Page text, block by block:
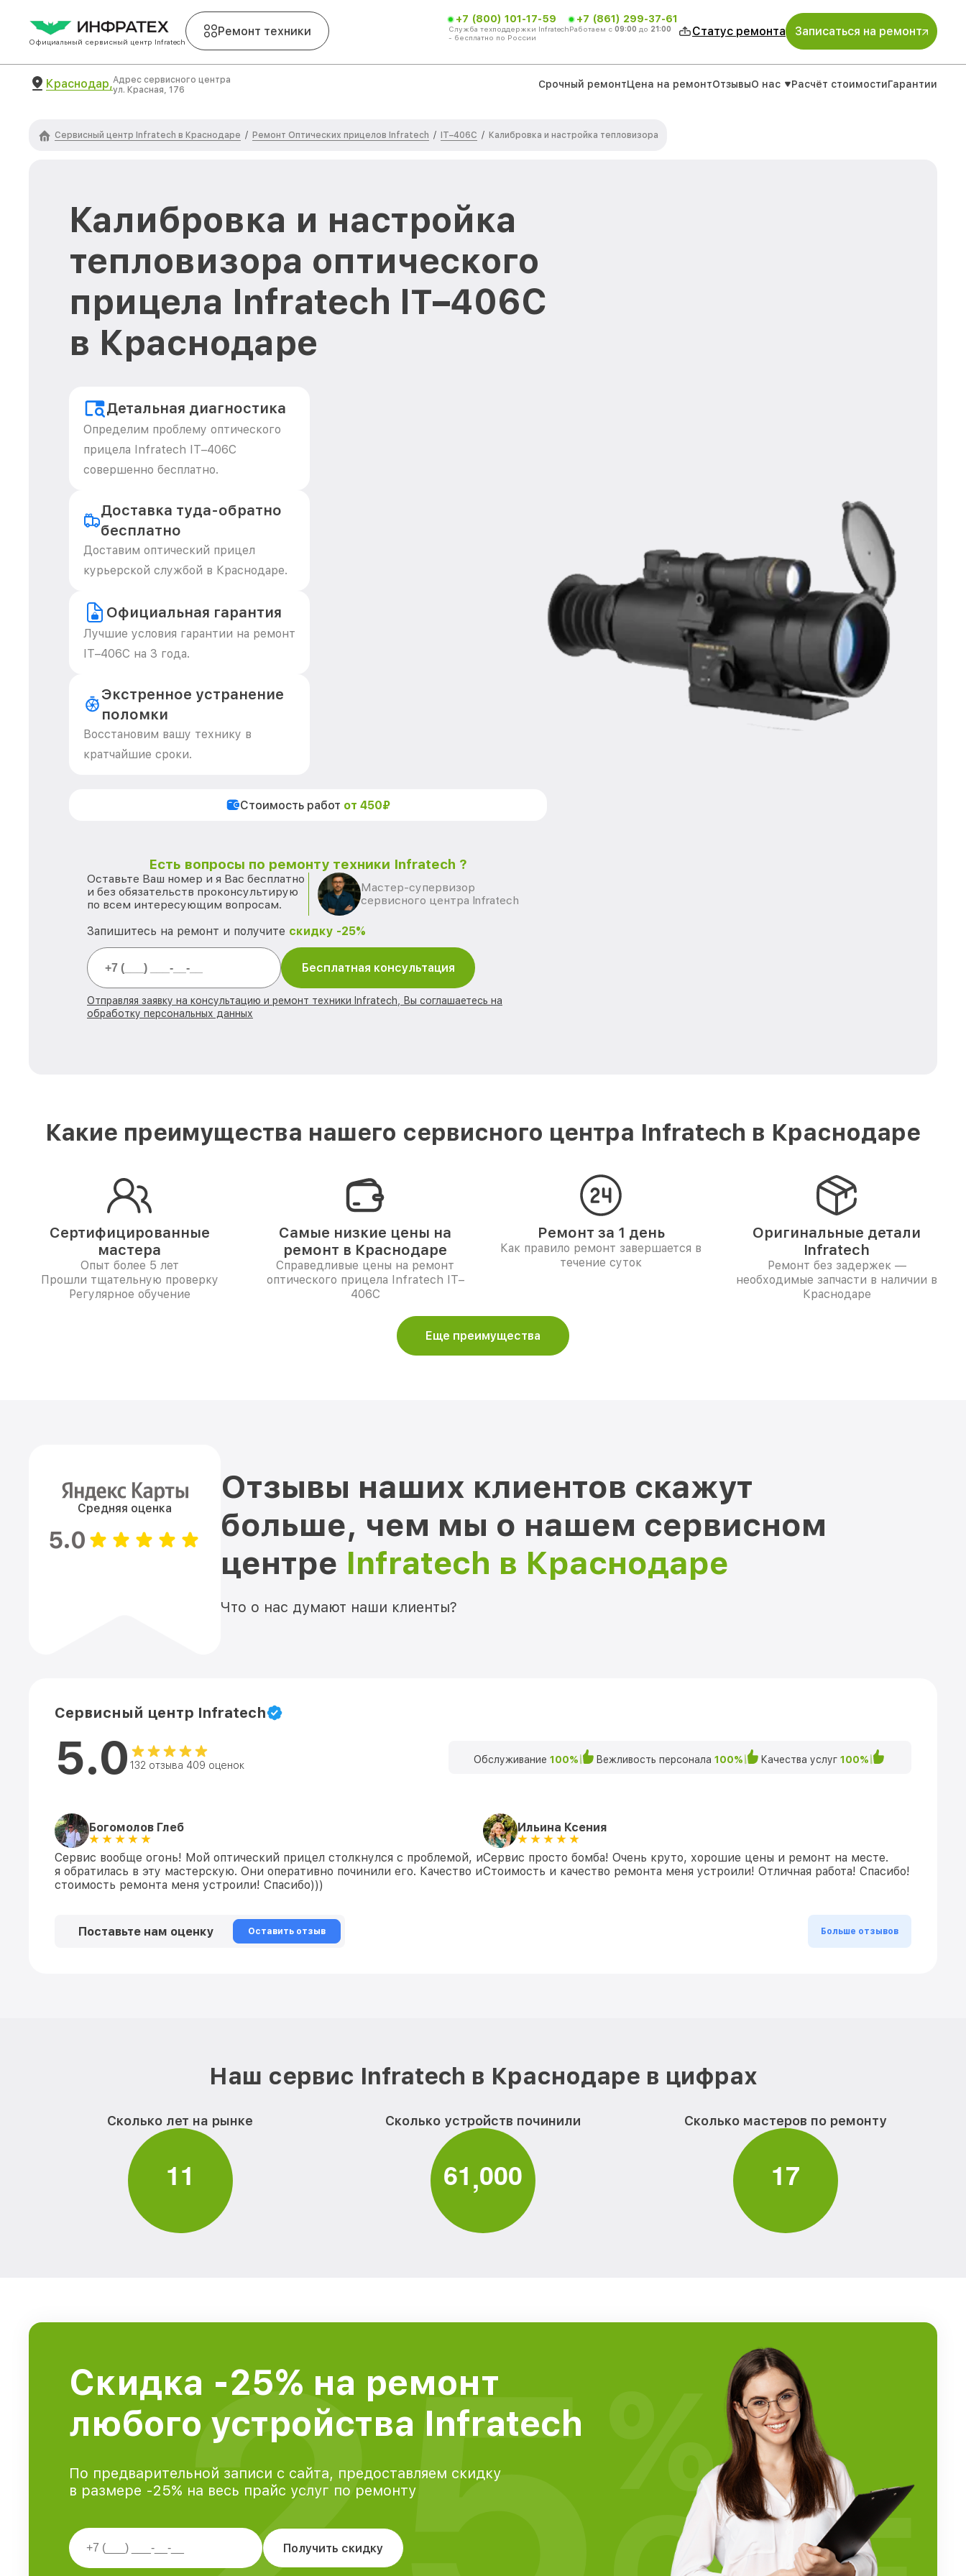
Официальный сервисный центр Infratech
Ремонт техники
+7 (800) 101-17-59
Служба техподдержки Infratech
- бесплатно по России
+7 (861) 299-37-61
Работаем с 09:00 до 21:00 Статус ремонта Записаться на ремонт
Краснодар,Адрес сервисного центра
ул. Красная, 176
Срочный ремонтЦена на ремонтОтзывыО нас Расчёт стоимостиГарантии
Сервисный центр Infratech в Краснодаре / Ремонт Оптических прицелов Infratech / IT–406С / Калибровка и настройка тепловизора
Калибровка и настройка
тепловизора оптического
прицела Infratech IT–406С
в Краснодаре
Детальная диагностика
Определим проблему оптического
прицела Infratech IT–406С
совершенно бесплатно.
Доставка туда-обратно
бесплатно
Доставим оптический прицел
курьерской службой в Краснодаре.
Официальная гарантия
Лучшие условия гарантии на ремонт
IT–406С на 3 года.
Экстренное устранение
поломки
Восстановим вашу технику в
кратчайшие сроки.
Стоимость работ от 450₽
Есть вопросы по ремонту техники Infratech ?
Оставьте Ваш номер и я Вас бесплатно
и без обязательств проконсультирую
по всем интересующим вопросам.
Мастер-супервизор
сервисного центра Infratech
Запишитесь на ремонт и получите скидку -25%
Бесплатная консультация
Отправляя заявку на консультацию и ремонт техники Infratech, Вы соглашаетесь на
обработку персональных данных
Какие преимущества нашего сервисного центра Infratech в Краснодаре
Сертифицированные
мастера
Опыт более 5 лет
Прошли тщательную проверку
Регулярное обучение
Самые низкие цены на
ремонт в Краснодаре
Справедливые цены на ремонт
оптического прицела Infratech IT–
406С
Ремонт за 1 день
Как правило ремонт завершается в
течение суток
Оригинальные детали
Infratech
Ремонт без задержек —
необходимые запчасти в наличии в
Краснодаре
Еще преимущества
Средняя оценка
5.0
Отзывы наших клиентов скажут
больше, чем мы о нашем сервисном
центре Infratech в Краснодаре
Что о нас думают наши клиенты?
Сервисный центр Infratech
5.0 132 отзыва 409 оценок Обслуживание 100% Вежливость персонала 100% Качества услуг 100%
Богомолов Глеб
Сервис вообще огонь! Мой оптический прицел столкнулся с проблемой, и
я обратилась в эту мастерскую. Они оперативно починили его. Качество и
стоимость ремонта меня устроили! Спасибо)))
Ильина Ксения
Сервис просто бомба! Очень круто, хорошие цены и ремонт на месте.
Стоимость и качество ремонта меня устроили! Отличная работа! Спасибо!
Поставьте нам оценку Оставить отзыв Больше отзывов
Наш сервис Infratech в Краснодаре в цифрах
Сколько лет на рынке
11
Сколько устройств починили
61,000
Сколько мастеров по ремонту
17
Скидка -25% на ремонт
любого устройства Infratech
По предварительной записи с сайта, предоставляем скидку
в размере -25% на весь прайс услуг по ремонту
Получить скидку
%